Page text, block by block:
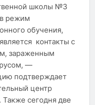
школы №3
режим
обучения,
контакты с
зараженным
—
подтверждает
центр
сегодня две